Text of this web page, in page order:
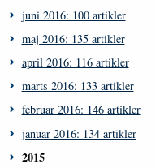
juni 2016: 100 artikler
maj 2016: 135 artikler
april 2016: 116 artikler
marts 2016: 133 artikler
februar 2016: 146 artikler
januar 2016: 134 artikler
2015